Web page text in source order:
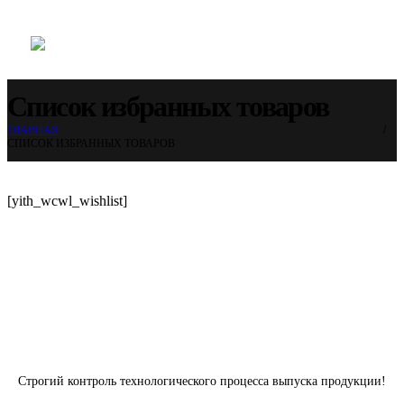
ГЛАВНАЯ
[yith_wcwl_wishlist]
Строгий контроль технологического процесса выпуска продукции!